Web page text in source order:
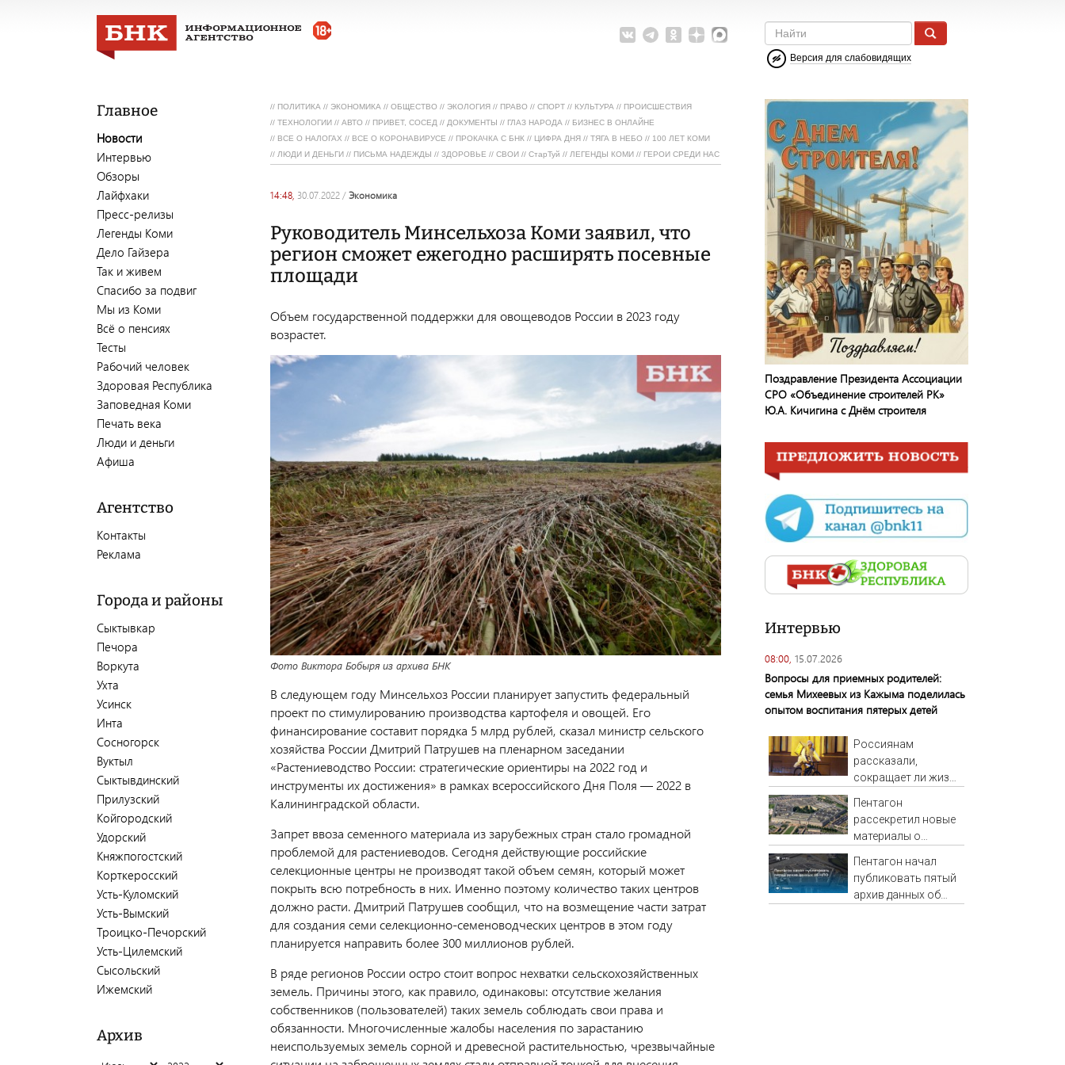
Версия для слабовидящих
Главное
Новости
Интервью
Обзоры
Лайфхаки
Пресс-релизы
Легенды Коми
Дело Гайзера
Так и живем
Спасибо за подвиг
Мы из Коми
Всё о пенсиях
Тесты
Рабочий человек
Здоровая Республика
Заповедная Коми
Печать века
Люди и деньги
Афиша
Агентство
Контакты
Реклама
Города и районы
Сыктывкар
Печора
Воркута
Ухта
Усинск
Инта
Сосногорск
Вуктыл
Сыктывдинский
Прилузский
Койгородский
Удорский
Княжпогостский
Корткеросский
Усть-Куломский
Усть-Вымский
Троицко-Печорский
Усть-Цилемский
Сысольский
Ижемский
Архив
// ПОЛИТИКА // ЭКОНОМИКА // ОБЩЕСТВО // ЭКОЛОГИЯ // ПРАВО // СПОРТ // КУЛЬТУРА // ПРОИСШЕСТВИЯ
// ТЕХНОЛОГИИ // АВТО // ПРИВЕТ, СОСЕД // ДОКУМЕНТЫ // ГЛАЗ НАРОДА // БИЗНЕС В ОНЛАЙНЕ
// ВСЕ О НАЛОГАХ // ВСЕ О КОРОНАВИРУСЕ // ПРОКАЧКА С БНК // ЦИФРА ДНЯ // ТЯГА В НЕБО // 100 ЛЕТ КОМИ
// ЛЮДИ И ДЕНЬГИ // ПИСЬМА НАДЕЖДЫ // ЗДОРОВЬЕ // СВОИ // СтарТуй // ЛЕГЕНДЫ КОМИ // ГЕРОИ СРЕДИ НАС
14:48, 30.07.2022 / экономика
Руководитель Минсельхоза Коми заявил, что
регион сможет ежегодно расширять посевные
площади
Объем государственной поддержки для овощеводов России в 2023 году
возрастет.
Фото Виктора Бобыря из архива БНК
В следующем году Минсельхоз России планирует запустить федеральный
проект по стимулированию производства картофеля и овощей. Его
финансирование составит порядка 5 млрд рублей, сказал министр сельского
хозяйства России Дмитрий Патрушев на пленарном заседании
«Растениеводство России: стратегические ориентиры на 2022 год и
инструменты их достижения» в рамках всероссийского Дня Поля — 2022 в
Калининградской области.
Запрет ввоза семенного материала из зарубежных стран стало громадной
проблемой для растениеводов. Сегодня действующие российские
селекционные центры не производят такой объем семян, который может
покрыть всю потребность в них. Именно поэтому количество таких центров
должно расти. Дмитрий Патрушев сообщил, что на возмещение части затрат
для создания семи селекционно-семеноводческих центров в этом году
планируется направить более 300 миллионов рублей.
В ряде регионов России остро стоит вопрос нехватки сельскохозяйственных
земель. Причины этого, как правило, одинаковы: отсутствие желания
собственников (пользователей) таких земель соблюдать свои права и
обязанности. Многочисленные жалобы населения по зарастанию
неиспользуемых земель сорной и древесной растительностью, чрезвычайные
Поздравление Президента Ассоциации
СРО «Объединение строителей РК»
Ю.А. Кичигина с Днём строителя
Интервью
08:00, 15.07.2026
Вопросы для приемных родителей:
семья Михеевых из Кажыма поделилась
опытом воспитания пятерых детей
Россиянам
рассказали,
сокращает ли жизнь
Пентагон
рассекретил новые
материалы о
аномальных
явлениях
Пентагон начал
публиковать пятый
архив данных об